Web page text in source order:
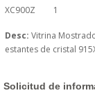
MUEBLES
XC900Z 1
Desc: Vitrina
estantes de cristal
Solicitud de